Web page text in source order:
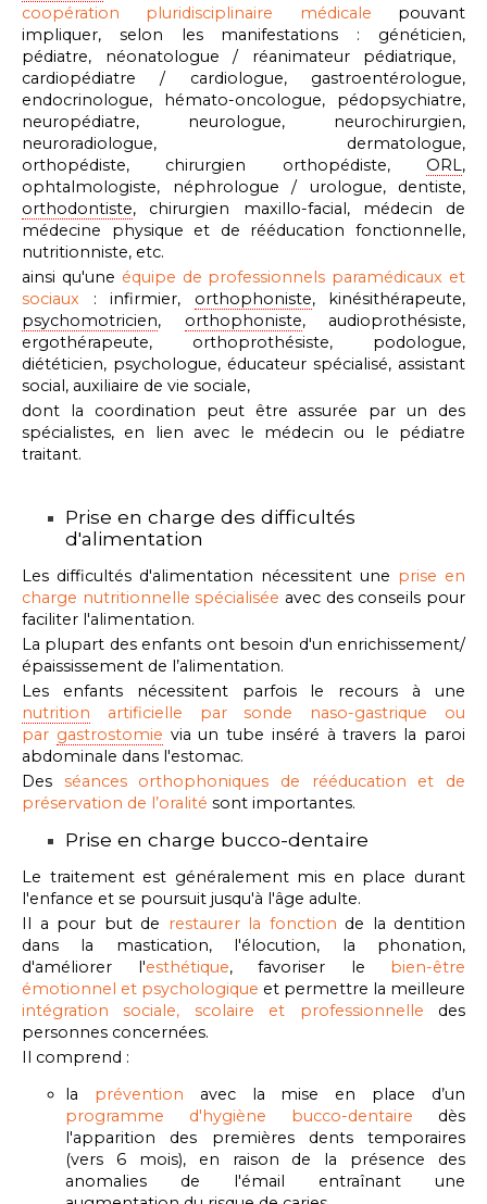
coopération pluridisciplinaire médicale pouvant
impliquer, selon les manifestations : généticien,
pédiatre, néonatologue / réanimateur pédiatrique,
cardiopédiatre / cardiologue,
gastroentérologue,
endocrinologue,
hémato-oncologue, pédopsychiatre,
neuropédiatre, neurologue, neurochirurgien,
neuroradiologue, dermatologue,
orthopédiste, chirurgien orthopédiste, ORL,
ophtalmologiste, néphrologue / urologue, dentiste,
orthodontiste, chirurgien maxillo-facial, médecin de
médecine physique et de rééducation fonctionnelle,
nutritionniste, etc.
ainsi qu'une équipe de professionnels paramédicaux et
sociaux : infirmier, orthophoniste, kinésithérapeute,
psychomotricien, orthophoniste, audioprothésiste,
ergothérapeute, orthoprothésiste, podologue,
diététicien, psychologue, éducateur spécialisé, assistant
social, auxiliaire de vie sociale,
dont la coordination peut être assurée par un des
spécialistes, en lien avec le médecin ou le pédiatre
traitant.
Prise en charge des difficultés
d'alimentation
Les difficultés d'alimentation nécessitent une prise en
charge nutritionnelle spécialisée avec des conseils pour
faciliter l'alimentation.
La plupart des enfants ont besoin d'un enrichissement/
épaississement de l’alimentation.
Les enfants nécessitent parfois le recours à une
nutrition artificielle par sonde naso-gastrique ou
par gastrostomie via un tube inséré à travers la paroi
abdominale dans l'estomac.
Des séances orthophoniques de rééducation et de
préservation de l’oralité sont importantes.
Prise en charge bucco-dentaire
Le traitement est généralement mis en place durant
l'enfance et se poursuit jusqu'à l'âge adulte.
Il a pour but de restaurer la fonction de la dentition
dans la mastication, l'élocution, la phonation,
d'améliorer l'esthétique, favoriser le bien-être
émotionnel et psychologique et permettre la meilleure
intégration sociale, scolaire et professionnelle des
personnes concernées.
Il comprend :
la prévention avec la mise en place d’un
programme d'hygiène bucco-dentaire dès
l'apparition des premières dents temporaires
(vers 6 mois), en raison de la présence des
anomalies de l'émail entraînant une